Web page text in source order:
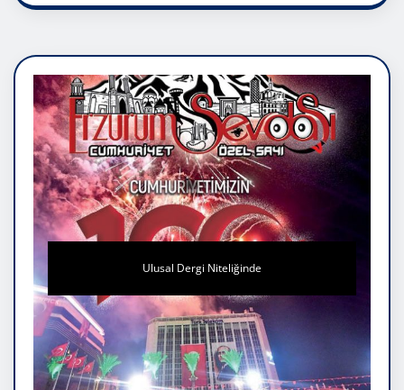
Ulusal Dergi Niteliğinde